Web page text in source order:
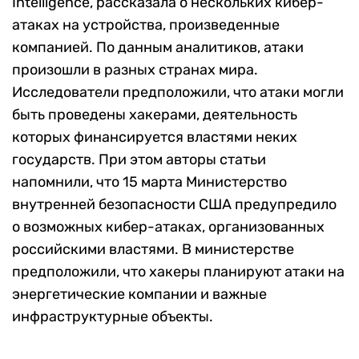
атаках на устройства, произведенные
компанией. По данным аналитиков, атаки
произошли в разных странах мира.
Исследователи предположили, что атаки могли
быть проведены хакерами, деятельность
которых финансируется властями неких
государств. При этом авторы статьи
напомнили, что 15 марта Министерство
внутренней безопасности США предупредило
о возможных кибер-атаках, организованных
российскими властями. В министерстве
предположили, что хакеры планируют атаки на
энергетические компании и важные
инфраструктурные объекты.